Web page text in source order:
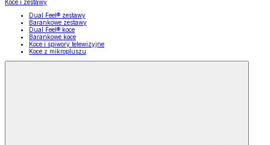
Koce i zestawy
Dual Feel® zestawy
Barankowe zestawy
Dual Feel® koce
Barankowe koce
Koce i śpiwory telewizyjne
Koce z mikropluszu